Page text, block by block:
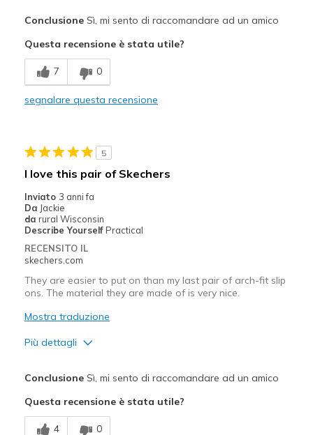
Breathe Well
Comfortable
Going Out
Sizing
Feels true to size
ConclusioneSì, mi sento di raccomandare ad un amico
Questa recensione è stata utile?
7 0
segnalare questa recensione
5
I love this pair of Skechers
Inviato 3 anni fa
Da Jackie
da rural Wisconsin
Describe Yourself Practical
RECENSITO IL
skechers.com
They are easier to put on than my last pair of arch-fit slip
ons. The material they are made of is very nice.
Mostra traduzione
Più dettagli
Breathe Well
ConclusioneSì, mi sento di raccomandare ad un amico
Questa recensione è stata utile?
4 0